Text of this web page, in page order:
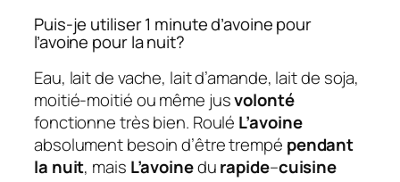
Puis-je utiliser 1 minute d’avoine pour
l’avoine pour la nuit?
Eau, lait de vache, lait d’amande, lait de soja,
moitié-moitié ou même jusvolonté
fonctionne très bien. Roulé L’avoine
absolument besoin d’être trempé pendant
la nuit, mais L’avoinedurapide–cuisine